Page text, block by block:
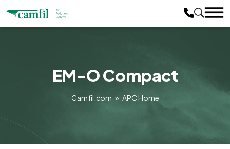
EM-O Compact
Camfil.com » APC Home